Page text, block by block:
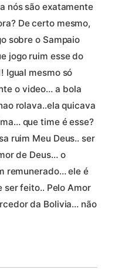
nós são exatamente
De certo mesmo,
sobre o Sampaio
jogo ruim esse do
Igual mesmo só
o video… a bola
rolava..ela quicava
que time é esse?
ruim Meu Deus.. ser
de Deus… o
remunerado… ele é
ser feito.. Pelo Amor
da Bolivia… não